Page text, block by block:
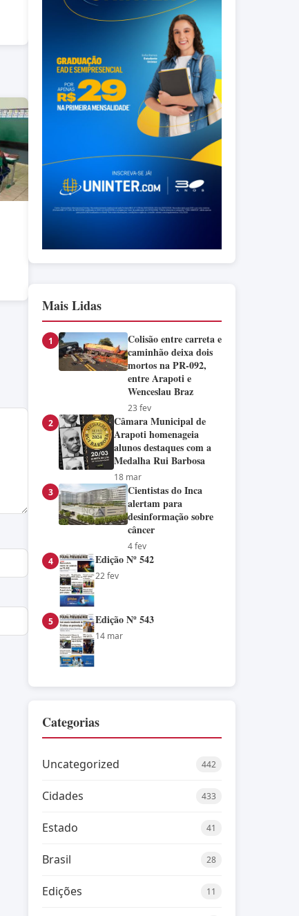
Mais Lidas
1
Colisão entre carreta e
caminhão deixa dois
mortos na PR-092,
entre Arapoti e
Wenceslau Braz
23 fev
2
Câmara Municipal de
Arapoti homenageia
alunos destaques com a
Medalha Rui Barbosa
18 mar
3
Cientistas do Inca
alertam para
desinformação sobre
câncer
4 fev
4
Edição Nº 542
22 fev
5 Edição Nº 543
14 mar
Categorias
Uncategorized 442
Cidades 433
Estado 41
Brasil 28
Edições 11